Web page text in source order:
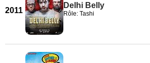
2011
Delhi Belly
Rôle: Tashi